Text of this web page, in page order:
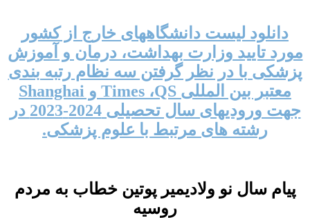
دانلود لیست دانشگاههای خارج از کشور
مورد تایید وزارت بهداشت، درمان و آموزش
پزشکی با در نظر گرفتن سه نظام رتبه بندی
معتبر بین المللی Times ،QS و Shanghai
جهت ورودیهای سال تحصیلی 2024-2023 در
رشته های مرتبط با علوم پزشکی.
پیام سال نو ولادیمیر پوتین خطاب به مردم
روسیه